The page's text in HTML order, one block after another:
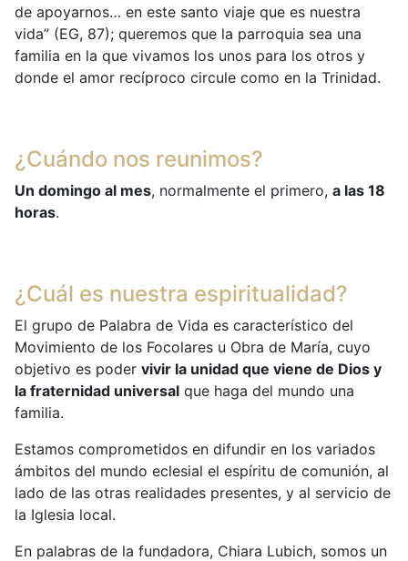
de apoyarnos… en este santo viaje que es nuestra
vida” (EG, 87); queremos que la parroquia sea una
familia en la que vivamos los unos para los otros y
donde el amor recíproco circule como en la Trinidad.
¿Cuándo nos reunimos?
Un domingo al mes, normalmente el primero, a las 18
horas.
¿Cuál es nuestra espiritualidad?
El grupo de Palabra de Vida es característico del
Movimiento de los Focolares u Obra de María, cuyo
objetivo es poder vivir la unidad que viene de Dios y
la fraternidad universal que haga del mundo una
familia.
Estamos comprometidos en difundir en los variados
ámbitos del mundo eclesial el espíritu de comunión, al
lado de las otras realidades presentes, y al servicio de
la Iglesia local.
En palabras de la fundadora, Chiara Lubich, somos un